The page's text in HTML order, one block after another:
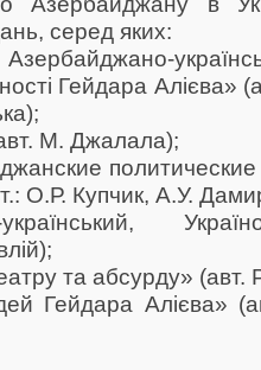
серед яких:
Гейдара Алієва»
М. Джалала);
О.Р. Купчик, А.У.
та абсурду» (авт.
Гейдара Алієва»